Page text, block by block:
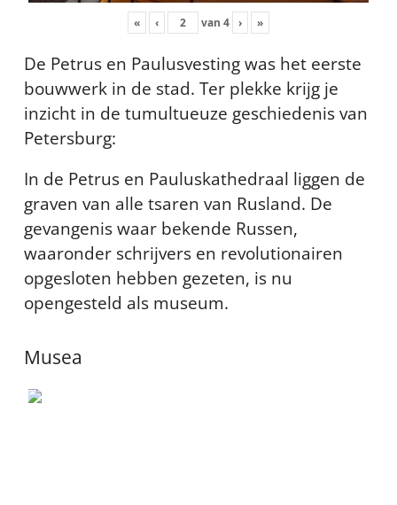
« ‹ van 4 › »
De Petrus en Paulusvesting was het eerste
bouwwerk in de stad. Ter plekke krijg je
inzicht in de tumultueuze geschiedenis van
Petersburg:
In de Petrus en Pauluskathedraal liggen de
graven van alle tsaren van Rusland. De
gevangenis waar bekende Russen,
waaronder schrijvers en revolutionairen
opgesloten hebben gezeten, is nu
opengesteld als museum.
Musea